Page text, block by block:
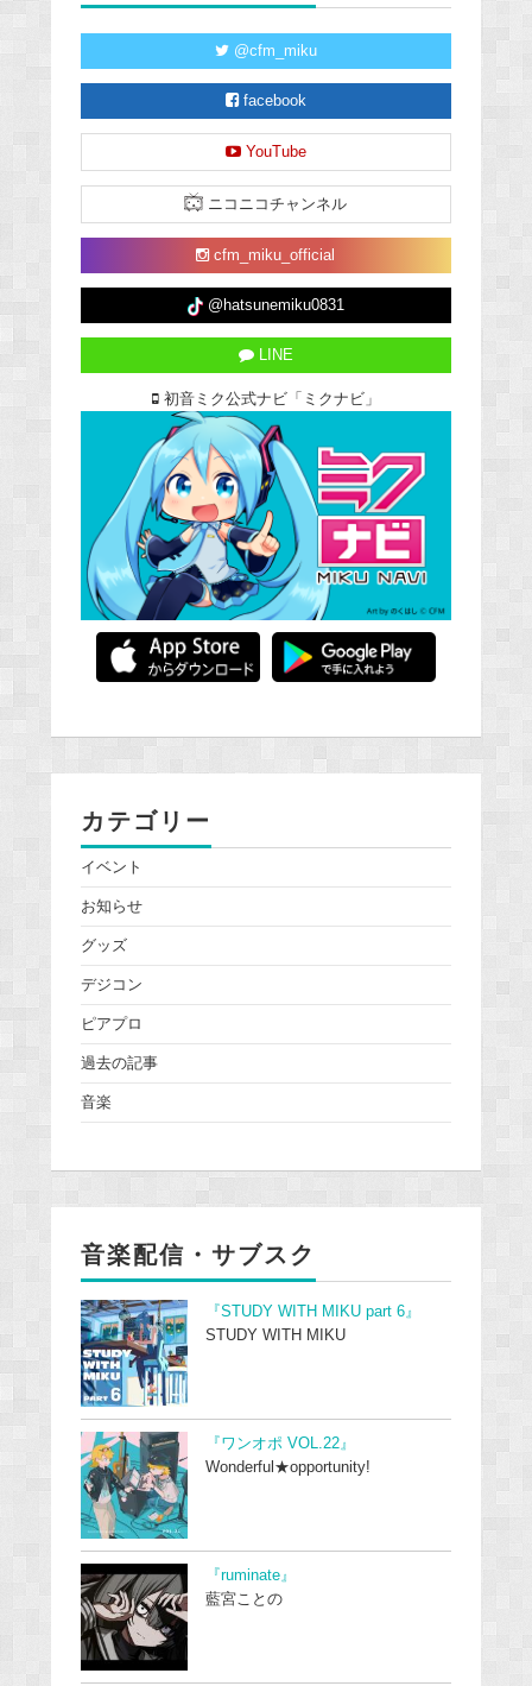
@cfm_miku
facebook
YouTube
ニコニコチャンネル
cfm_miku_official
@hatsunemiku0831
LINE
初音ミク公式ナビ「ミクナビ」
カテゴリー
イベント
お知らせ
グッズ
デジコン
ピアプロ
過去の記事
音楽
音楽配信・サブスク
『STUDY WITH MIKU part 6』
STUDY WITH MIKU
『ワンオポ VOL.22』
Wonderful★opportunity!
『ruminate』
藍宮ことの